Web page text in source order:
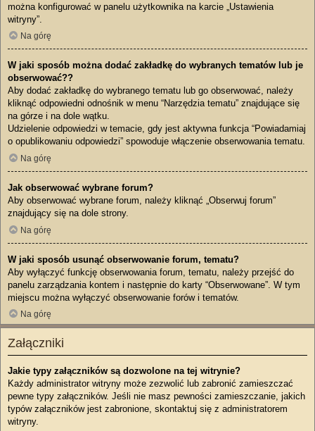
można konfigurować w panelu użytkownika na karcie „Ustawienia
witryny”.
Na górę
W jaki sposób można dodać zakładkę do wybranych tematów lub je
obserwować??
Aby dodać zakładkę do wybranego tematu lub go obserwować, należy
kliknąć odpowiedni odnośnik w menu “Narzędzia tematu” znajdujące się
na górze i na dole wątku.
Udzielenie odpowiedzi w temacie, gdy jest aktywna funkcja “Powiadamiaj
o opublikowaniu odpowiedzi” spowoduje włączenie obserwowania tematu.
Na górę
Jak obserwować wybrane forum?
Aby obserwować wybrane forum, należy kliknąć „Obserwuj forum”
znajdujący się na dole strony.
Na górę
W jaki sposób usunąć obserwowanie forum, tematu?
Aby wyłączyć funkcję obserwowania forum, tematu, należy przejść do
panelu zarządzania kontem i następnie do karty “Obserwowane”. W tym
miejscu można wyłączyć obserwowanie forów i tematów.
Na górę
Załączniki
Jakie typy załączników są dozwolone na tej witrynie?
Każdy administrator witryny może zezwolić lub zabronić zamieszczać
pewne typy załączników. Jeśli nie masz pewności zamieszczanie, jakich
typów załączników jest zabronione, skontaktuj się z administratorem
witryny.